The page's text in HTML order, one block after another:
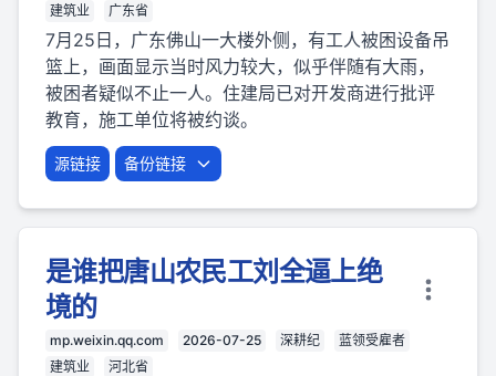
建筑业
广东省
7月25日，广东佛山一大楼外侧，有工人被困设备吊
篮上，画面显示当时风力较大，似乎伴随有大雨，
被困者疑似不止一人。住建局已对开发商进行批评
教育，施工单位将被约谈。
源链接 备份链接
是谁把唐山农民工刘全逼上绝
境的
mp.weixin.qq.com 2026-07-25 深耕纪
蓝领受雇者
建筑业
河北省